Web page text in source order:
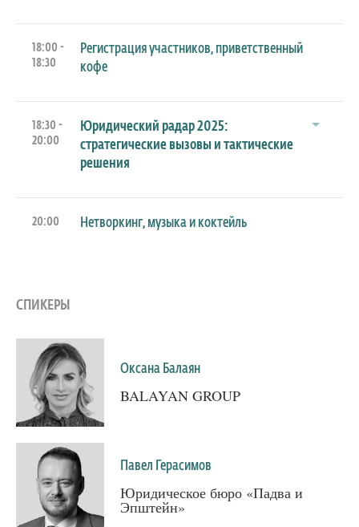
18:00 -
18:30
Регистрация участников, приветственный
кофе
18:30 -
20:00
Юридический радар 2025:
стратегические вызовы и тактические
решения
20:00 Нетворкинг, музыка и коктейль
СПИКЕРЫ
Оксана Балаян
BALAYAN GROUP
Павел Герасимов
Юридическое бюро «Падва и
Эпштейн»